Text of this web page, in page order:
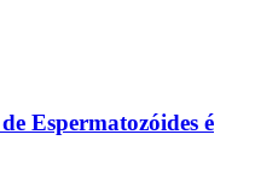
Espermatozóides é